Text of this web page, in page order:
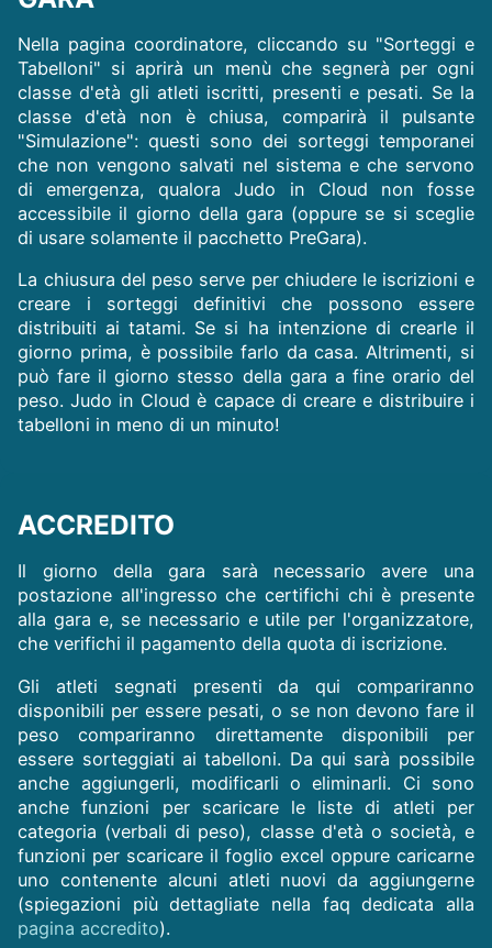
Nella pagina coordinatore, cliccando su "Sorteggi e
Tabelloni" si aprirà un menù che segnerà per ogni
classe d'età gli atleti iscritti, presenti e pesati. Se la
classe d'età non è chiusa, comparirà il pulsante
"Simulazione": questi sono dei sorteggi temporanei
che non vengono salvati nel sistema e che servono
di emergenza, qualora Judo in Cloud non fosse
accessibile il giorno della gara (oppure se si sceglie
di usare solamente il pacchetto PreGara).
La chiusura del peso serve per chiudere le iscrizioni e
creare i sorteggi definitivi che possono essere
distribuiti ai tatami. Se si ha intenzione di crearle il
giorno prima, è possibile farlo da casa. Altrimenti, si
può fare il giorno stesso della gara a fine orario del
peso. Judo in Cloud è capace di creare e distribuire i
tabelloni in meno di un minuto!
ACCREDITO
Il giorno della gara sarà necessario avere una
postazione all'ingresso che certifichi chi è presente
alla gara e, se necessario e utile per l'organizzatore,
che verifichi il pagamento della quota di iscrizione.
Gli atleti segnati presenti da qui compariranno
disponibili per essere pesati, o se non devono fare il
peso compariranno direttamente disponibili per
essere sorteggiati ai tabelloni. Da qui sarà possibile
anche aggiungerli, modificarli o eliminarli. Ci sono
anche funzioni per scaricare le liste di atleti per
categoria (verbali di peso), classe d'età o società, e
funzioni per scaricare il foglio excel oppure caricarne
uno contenente alcuni atleti nuovi da aggiungerne
(spiegazioni più dettagliate nella faq dedicata alla
pagina accredito).